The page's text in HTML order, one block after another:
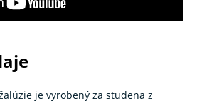
je vyrobený za studena z